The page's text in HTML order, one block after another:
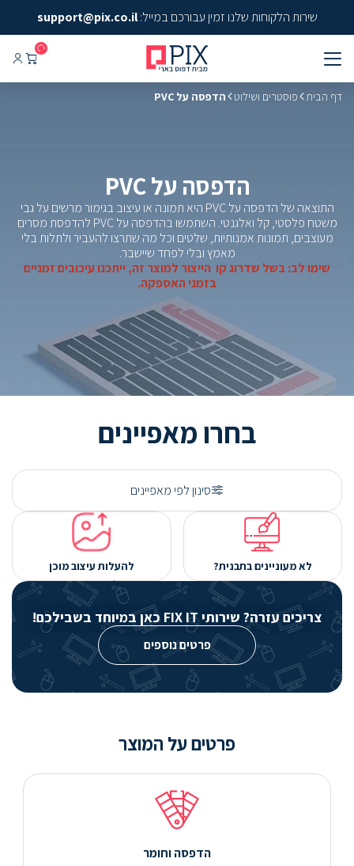
שירות הלקוחות שלנו זמין עבורכם במייל:support@pix.co.il
דף הבית פוסטרים ושילוט הדפסה על PVC
הדפסה על PVC
התוצאה של הדפסה על PVC היא תמונה או עיצוב בגימור מרשים על גבי
משטח פלסטי, קל ואלגנטי. השתמשו בהדפסה על PVC להדפסת מסרים
מעוצבים, תמונות אמנותיות, שלטים וכל מה שתרצו להעביר ולתלות בלי
מאמץ ובלי לפחד שיישבר.
שימו לב: בשל שדרוג קו הייצור למוצר זה, ייתכנו עיכובים זמניים
בזמני האספקה.
בחרו מאפיינים
סינון לפי מאפיינים
לא מעוניינים בתבנית?
עצבו בעצמכם
להעלות עיצוב מוכן
יש לכם כבר עיצוב?
העלו אותו ונמשיך מכאן!
צריכים עזרה? שירותי FIX IT כאן במיוחד בשבילכם!
פרטים נוספים
פרטים על המוצר
הדפסה וחומר